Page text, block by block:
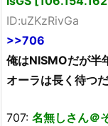
ID:uZKzRivGa
>>706
俺はNISMOだが半
オーラは長く待つ
707: 名無しさん＠